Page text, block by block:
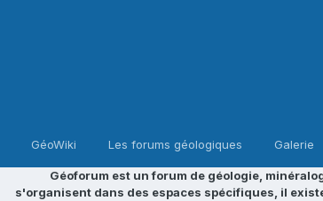
GéoWiki Les forums géologiques Galerie
Géoforum est un forum de géologie,
s'organisent dans des espaces spécifiques, il